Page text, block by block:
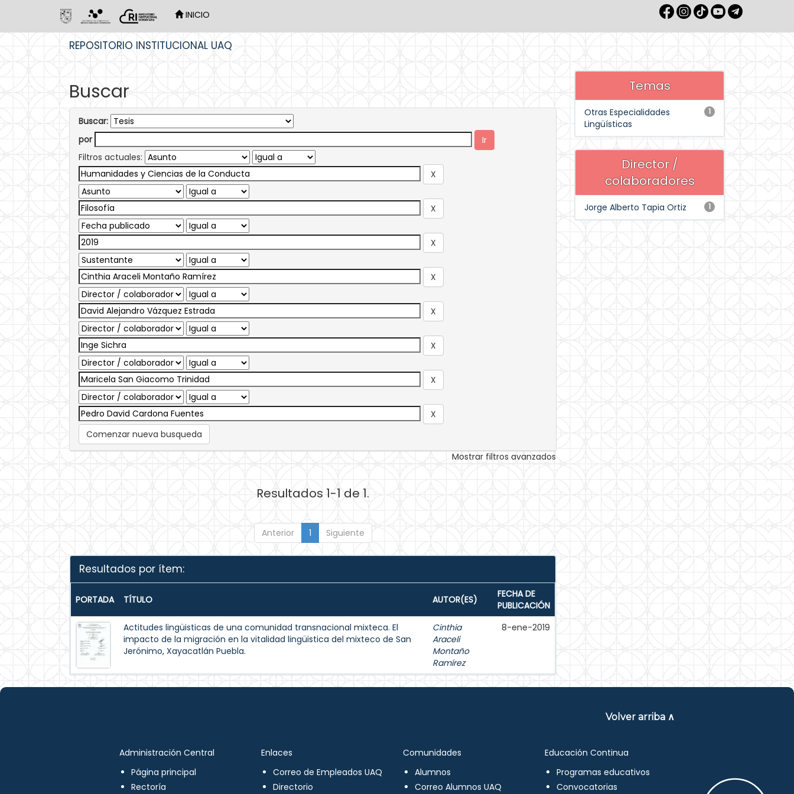
INICIO
REPOSITORIO INSTITUCIONAL UAQ
Buscar
Buscar:
por
Filtros actuales:
Comenzar nueva busqueda
Mostrar filtros avanzados
Resultados 1-1 de 1.
Anterior 1 Siguiente
Resultados por ítem:
PORTADA TÍTULO AUTOR(ES)
FECHA DE
PUBLICACIÓN
Actitudes lingüisticas de una comunidad transnacional mixteca. El
impacto de la migración en la vitalidad lingüistica del mixteco de San
Jerónimo, Xayacatlán Puebla.
Cinthia
Araceli
Montaño
Ramírez
8-ene-2019
Temas
1
Otras Especialidades
Lingüísticas
Director /
colaboradores
1
Jorge Alberto Tapia Ortiz
Volver arriba ∧
Administración Central
Página principal
Rectoría
Enlaces
Correo de Empleados UAQ
Directorio
Comunidades
Alumnos
Correo Alumnos UAQ
Educación Continua
Programas educativos
Convocatorias